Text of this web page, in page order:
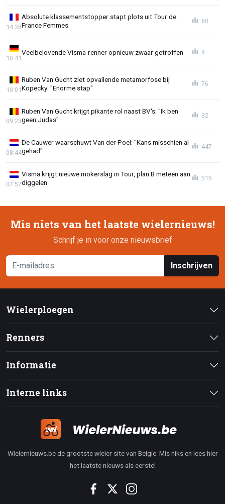
Absolute klassementstopper stapt plots uit Tour de
France Femmes
14:38
60
Veelbelovende Visma-renner opnieuw zwaar getroffen
10:41
9
Ruben Van Gucht ziet opvallende metamorfose bij
Kopecky: "Enorme stap"
10:01
76
Ruben Van Gucht krijgt pikante rol naast BV's: "Ik ben
geen Judas"
09:23
32
De Cauwer waarschuwt Van der Poel: "Kans misschien al
gehad"
08:44
447
Visma krijgt nieuwe mokerslag in Tour, plan B meteen aan
diggelen
07:57
515
Mis niets van het laatste wielernieuws!
Schrijf je in voor onze nieuwsbrief
Inschrijven
Wielerploegen
Renners
Informatie
Interne links
Wielernieuws.be de grootste wieler site van Belgie. Mis niks en lees hier
het laatste nieuws als eerste!